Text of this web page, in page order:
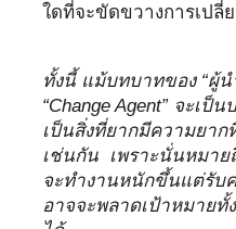
ใดที่จะขัดขวางการเปลี่
ทั้งนี้ แม้บทบาทของ “ผู้น
“Change Agent” จะเ
เป็นสิ่งที่ยากมีความยาก
เช่นกัน เพราะนั่นหมาย
จะทำงานหนักขึ้นแต่รับ
อาจจะพลาดเป้าหมาย